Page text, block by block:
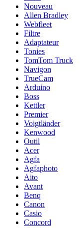
Nouveau
Allen Bradley
Webfleet
Filtre
Adaptateur
Tonies
TomTom Truck
Navigon
TrueCam
Arduino
Boss
Kettler
Premier
Voigtländer
Kenwood
Outil
Acer
Agfa
Agfaphoto
Aito
Avant
Benq
Canon
Casio
Concord